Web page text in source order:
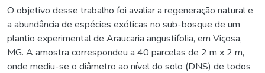
O objetivo desse trabalho foi avaliar a regeneração natural e
a abundância de espécies exóticas no sub-bosque de um
plantio experimental de Araucaria angustifolia, em Viçosa,
MG. A amostra correspondeu a 40 parcelas de 2 m x 2 m,
onde mediu-se o diâmetro ao nível do solo (DNS) de todos